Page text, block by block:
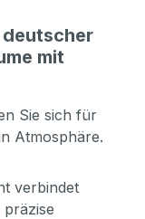
deutscher
mit
Sie sich für
Atmosphäre.
verbindet